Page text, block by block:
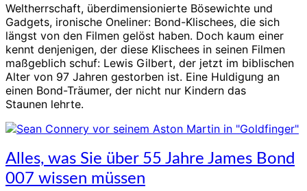
und
Ästhet
Weltherrschaft, überdimensionierte Bösewichte und
Gadgets, ironische Oneliner: Bond-Klischees, die sich
längst von den Filmen gelöst haben. Doch kaum einer
kennt denjenigen, der diese Klischees in seinen Filmen
maßgeblich schuf: Lewis Gilbert, der jetzt im biblischen
Alter von 97 Jahren gestorben ist. Eine Huldigung an
einen Bond-Träumer, der nicht nur Kindern das
Staunen lehrte.
Alles,
was
Sie
Alles, was Sie über 55 Jahre James Bond
007 wissen müssen